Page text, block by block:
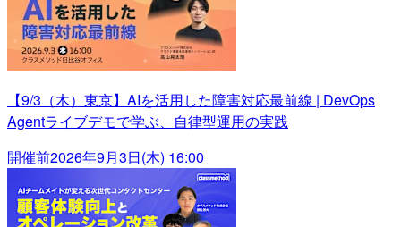
【9/3（木）東京】AIを活用した障害対応最前線 | DevOps
Agentライブデモで学ぶ、自律型運用の実践
開催前2026年9月3日(木) 16:00